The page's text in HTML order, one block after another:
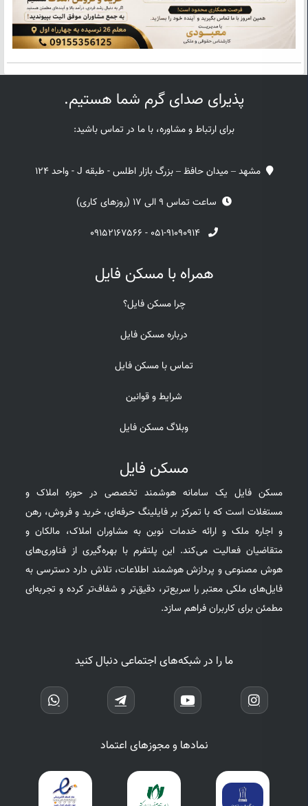
پذیرای صدای گرم شما هستیم.
برای ارتباط و مشاوره، با ما در تماس باشید:
مشهد – میدان حافظ – بزرگ بازار اطلس - طبقه J - واحد 124
ساعت تماس 9 الی 17 (روزهای کاری)
۰۵۱-۹۱۰۹۰۹۱۴ - ۰۹۱۵۲۱۶۷۵۶۶
همراه با مسکن فایل
چرا مسکن فایل؟
درباره مسکن فایل
تماس با مسکن فایل
شرایط و قوانین
وبلاگ مسکن فایل
مسکن فایل
مسکن فایل یک سامانه هوشمند تخصصی در حوزه املاک و
مستغلات است که با تمرکز بر فایلینگ حرفه‌ای، خرید و فروش، رهن
و اجاره ملک و ارائه خدمات نوین به مشاوران املاک، مالکان و
متقاضیان فعالیت می‌کند. این پلتفرم با بهره‌گیری از فناوری‌های
هوش مصنوعی و پردازش هوشمند اطلاعات، تلاش دارد دسترسی به
فایل‌های ملکی معتبر را سریع‌تر، دقیق‌تر و شفاف‌تر کرده و تجربه‌ای
مطمئن برای کاربران فراهم سازد.
ما را در شبکه‌های اجتماعی دنبال کنید
نمادها و مجوزهای اعتماد